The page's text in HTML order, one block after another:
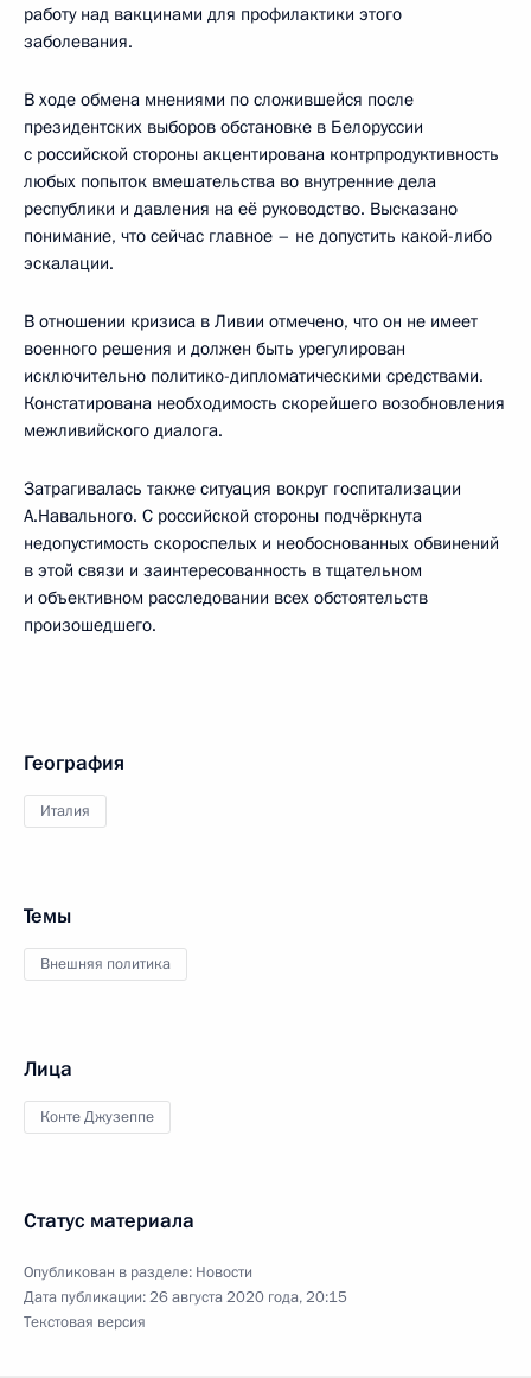
работу над вакцинами для профилактики этого
заболевания.
В ходе обмена мнениями по сложившейся после
президентских выборов обстановке в Белоруссии
с российской стороны акцентирована контрпродуктивность
любых попыток вмешательства во внутренние дела
республики и давления на её руководство. Высказано
понимание, что сейчас главное – не допустить какой-либо
эскалации.
В отношении кризиса в Ливии отмечено, что он не имеет
военного решения и должен быть урегулирован
исключительно политико-дипломатическими средствами.
Констатирована необходимость скорейшего возобновления
межливийского диалога.
Затрагивалась также ситуация вокруг госпитализации
А.Навального. С российской стороны подчёркнута
недопустимость скороспелых и необоснованных обвинений
в этой связи и заинтересованность в тщательном
и объективном расследовании всех обстоятельств
произошедшего.
География
Италия
Темы
Внешняя политика
Лица
Конте Джузеппе
Статус материала
Опубликован в разделе: Новости
Дата публикации:26 августа 2020 года, 20:15
Текстовая версия